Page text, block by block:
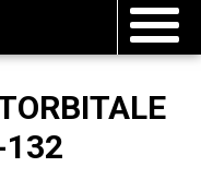
132